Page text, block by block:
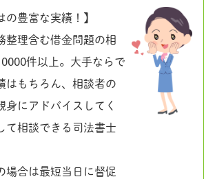
の豊富な実績！】
整理含む借金問題の相
件以上。大手ならで
はもちろん、相談者の
身にアドバイスしてく
て相談できる司法書士
場合は最短当日に督促